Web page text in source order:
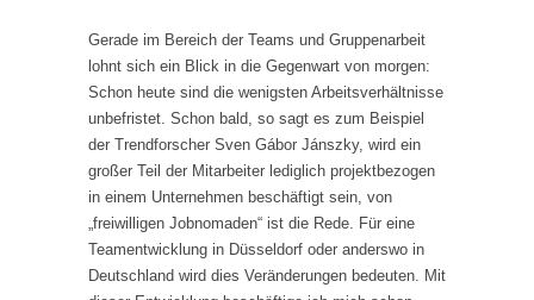
Gerade im Bereich der Teams und Gruppenarbeit
lohnt sich ein Blick in die Gegenwart von morgen:
Schon heute sind die wenigsten Arbeitsverhältnisse
unbefristet. Schon bald, so sagt es zum Beispiel
der Trendforscher Sven Gábor Jánszky, wird ein
großer Teil der Mitarbeiter lediglich projektbezogen
in einem Unternehmen beschäftigt sein, von
„freiwilligen Jobnomaden“ ist die Rede. Für eine
Teamentwicklung in Düsseldorf oder anderswo in
Deutschland wird dies Veränderungen bedeuten. Mit